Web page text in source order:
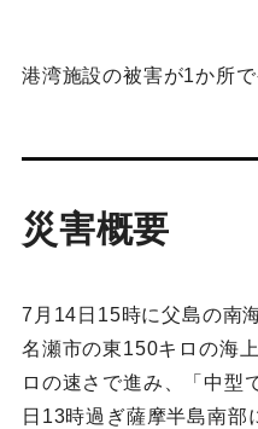
港湾施設の被害が1か所で
災害概要
7月14日15時に父島の南
名瀬市の東150キロの海
ロの速さで進み、「中型
日13時過ぎ薩摩半島南部